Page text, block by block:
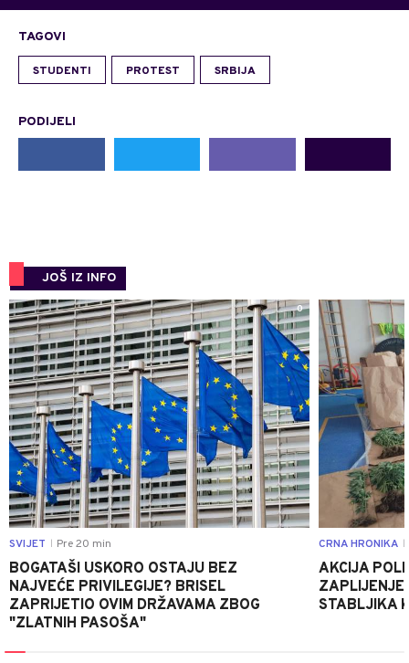
TAGOVI
STUDENTI PROTEST SRBIJA
PODIJELI
JOŠ IZ INFO
0
SVIJET Pre 20 min
BOGATAŠI USKORO OSTAJU BEZ
NAJVEĆE PRIVILEGIJE? BRISEL
ZAPRIJETIO OVIM DRŽAVAMA ZBOG
"ZLATNIH PASOŠA"
CRNA HRONIKA
AKCIJA
STABLJIKA